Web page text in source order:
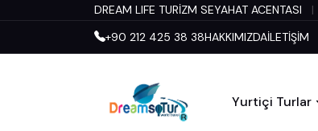
DREAM LIFE TURİZM SEYAHAT ACENTASI |
+90 212 425 38 38HAKKIMIZDAİLETİŞİM
Yurtiçi Turlar